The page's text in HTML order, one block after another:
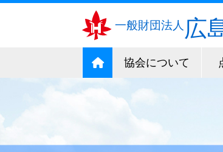
一般財団法人 広
協会について